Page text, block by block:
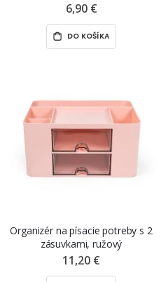
6,90 €
DO KOŠÍKA
Organizér na písacie potreby s 2
zásuvkami, ružový
11,20 €